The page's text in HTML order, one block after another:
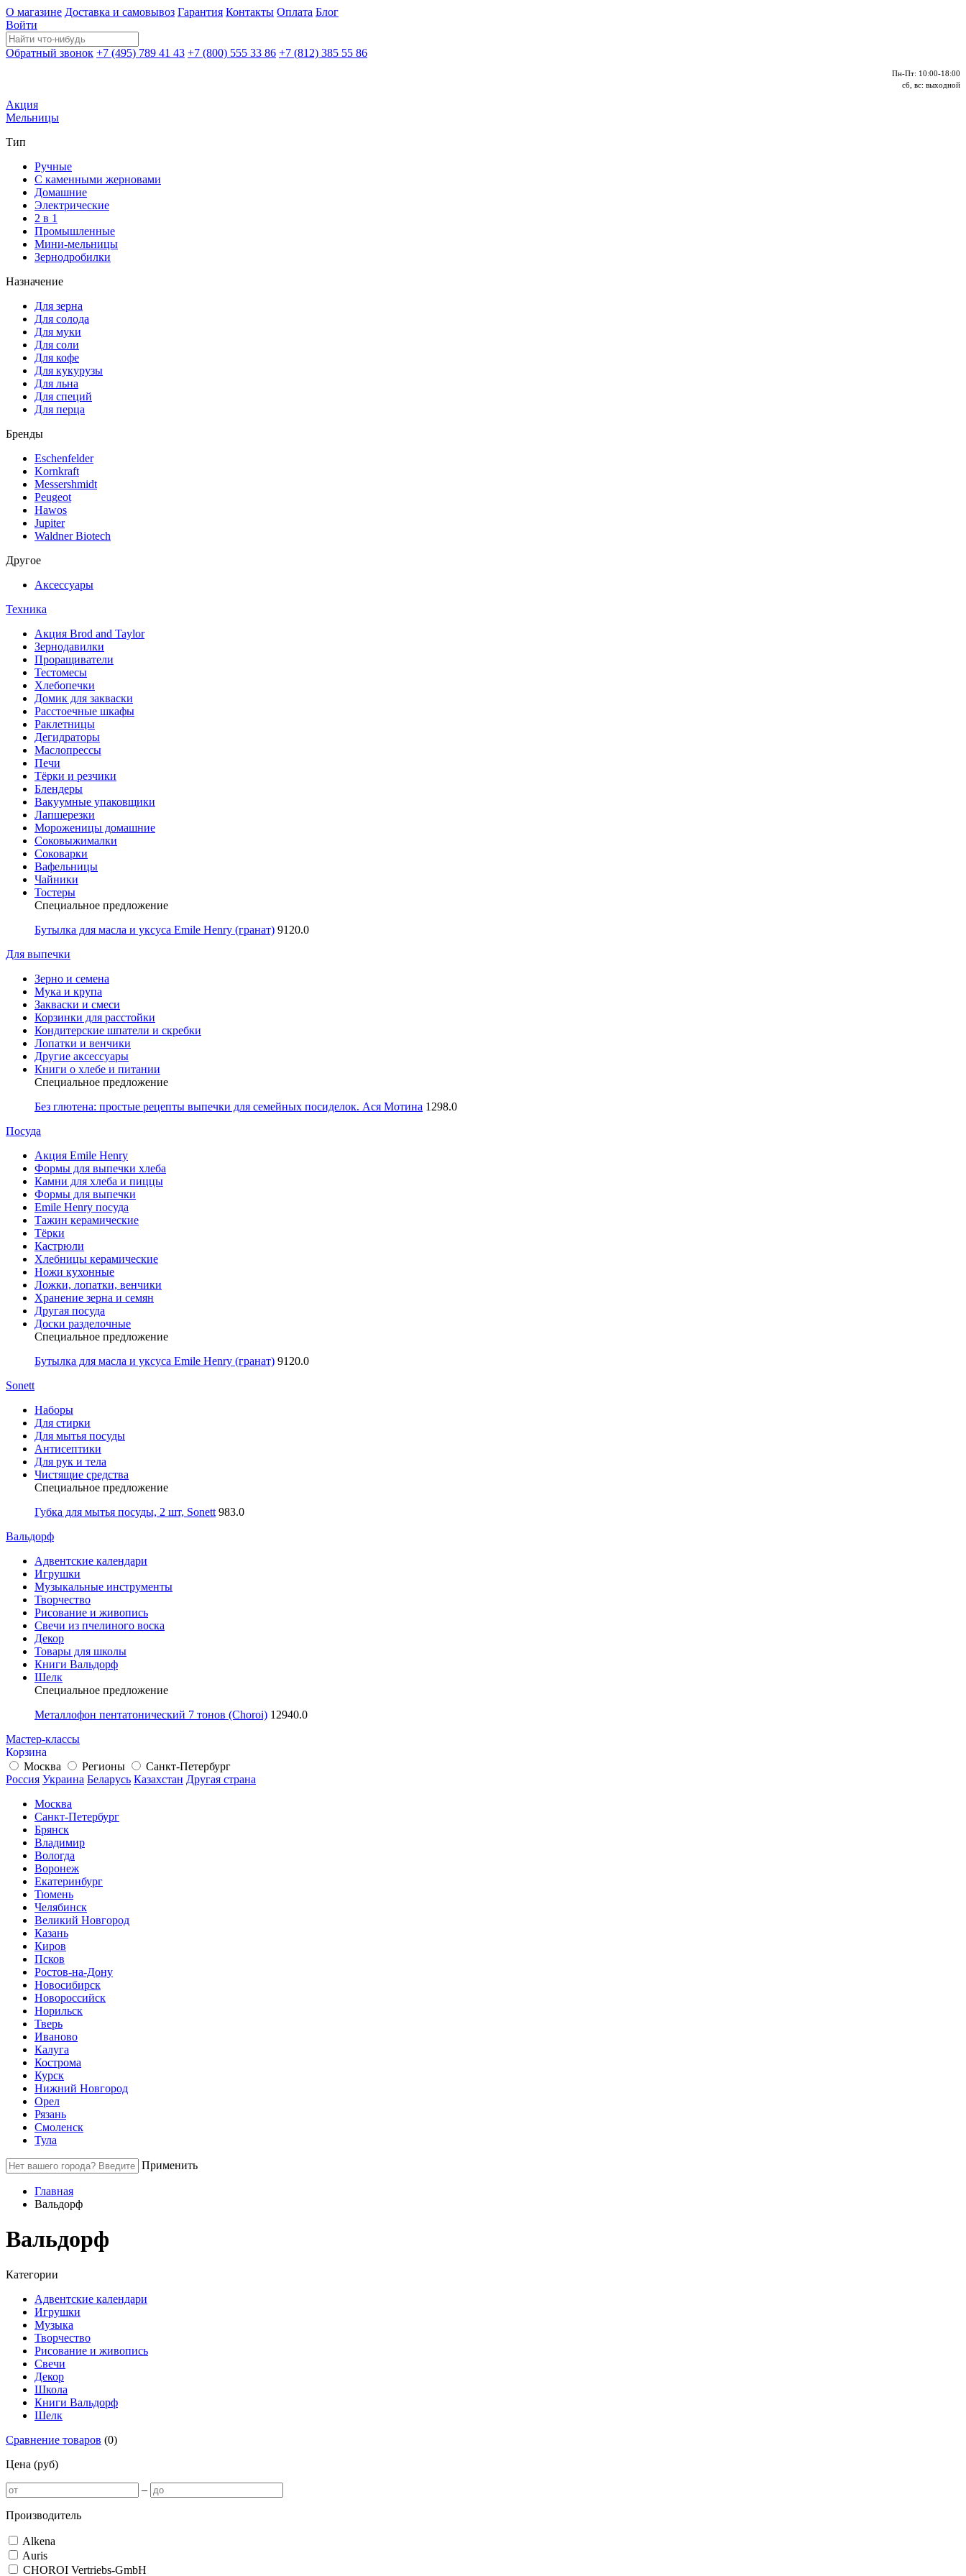
О магазине Доставка и самовывоз Гарантия Контакты Оплата Блог
Войти
Обратный звонок +7 (495) 789 41 43 +7 (800) 555 33 86 +7 (812) 385 55 86
Пн-Пт: 10:00-18:00
сб, вс: выходной
Акция
Мельницы
Тип
Ручные
С каменными жерновами
Домашние
Электрические
2 в 1
Промышленные
Мини-мельницы
Зернодробилки
Назначение
Для зерна
Для солода
Для муки
Для соли
Для кофе
Для кукурузы
Для льна
Для специй
Для перца
Бренды
Eschenfelder
Kornkraft
Messershmidt
Peugeot
Hawos
Jupiter
Waldner Biotech
Другое
Аксессуары
Техника
Акция Brod and Taylor
Зернодавилки
Проращиватели
Тестомесы
Хлебопечки
Домик для закваски
Расстоечные шкафы
Раклетницы
Дегидраторы
Маслопрессы
Печи
Тёрки и резчики
Блендеры
Вакуумные упаковщики
Лапшерезки
Мороженицы домашние
Соковыжималки
Соковарки
Вафельницы
Чайники
Тостеры
Специальное предложение
Бутылка для масла и уксуса Emile Henry (гранат) 9120.0
Для выпечки
Зерно и семена
Мука и крупа
Закваски и смеси
Корзинки для расстойки
Кондитерские шпатели и скребки
Лопатки и венчики
Другие аксессуары
Книги о хлебе и питании
Специальное предложение
Без глютена: простые рецепты выпечки для семейных посиделок. Ася Мотина 1298.0
Посуда
Акция Emile Henry
Формы для выпечки хлеба
Камни для хлеба и пиццы
Формы для выпечки
Emile Henry посуда
Тажин керамические
Тёрки
Кастрюли
Хлебницы керамические
Ножи кухонные
Ложки, лопатки, венчики
Хранение зерна и семян
Другая посуда
Доски разделочные
Специальное предложение
Бутылка для масла и уксуса Emile Henry (гранат) 9120.0
Sonett
Наборы
Для стирки
Для мытья посуды
Антисептики
Для рук и тела
Чистящие средства
Специальное предложение
Губка для мытья посуды, 2 шт, Sonett 983.0
Вальдорф
Адвентские календари
Игрушки
Музыкальные инструменты
Творчество
Рисование и живопись
Свечи из пчелиного воска
Декор
Товары для школы
Книги Вальдорф
Шелк
Специальное предложение
Металлофон пентатонический 7 тонов (Choroi) 12940.0
Мастер-классы
Корзина
Москва
Регионы
Санкт-Петербург
Россия Украина Беларусь Казахстан Другая страна
Москва
Санкт-Петербург
Брянск
Владимир
Вологда
Воронеж
Екатеринбург
Тюмень
Челябинск
Великий Новгород
Казань
Киров
Псков
Ростов-на-Дону
Новосибирск
Новороссийск
Норильск
Тверь
Иваново
Калуга
Кострома
Курск
Нижний Новгород
Орел
Рязань
Смоленск
Тула
Применить
Главная
Вальдорф
Вальдорф
Категории
Адвентские календари
Игрушки
Музыка
Творчество
Рисование и живопись
Свечи
Декор
Школа
Книги Вальдорф
Шелк
Сравнение товаров (0)
Цена (руб)
–
Производитель
Alkena
Auris
CHOROI Vertriebs-GmbH